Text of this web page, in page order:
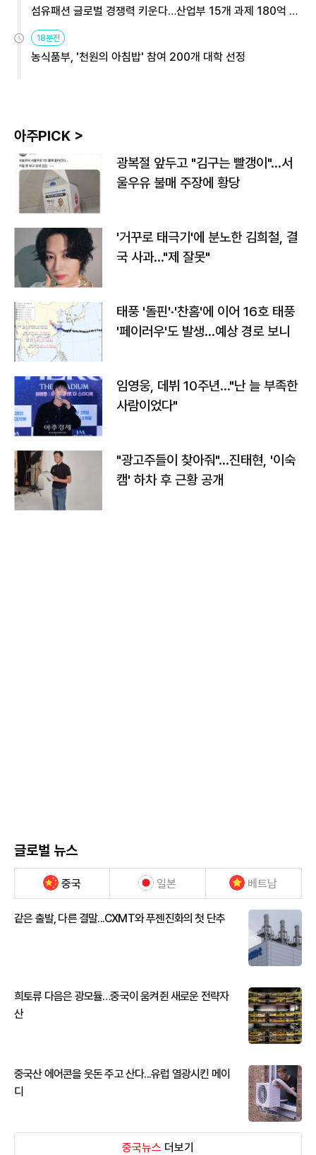
섬유패션 글로벌 경쟁력 키운다…산업부 15개 과제 180억 지
18분전
농식품부, '천원의 아침밥' 참여 200개 대학 선정
아주PICK >
광복절 앞두고 "김구는 빨갱이"…서
울우유 불매 주장에 황당
'거꾸로 태극기'에 분노한 김희철, 결
국 사과…"제 잘못"
태풍 '돌핀'·'찬홈'에 이어 16호 태풍
'페이러우'도 발생…예상 경로 보니
임영웅, 데뷔 10주년…"난 늘 부족한
사람이었다"
"광고주들이 찾아줘"…진태현, '이숙
캠' 하차 후 근황 공개
글로벌 뉴스
중국 일본 베트남
같은 출발, 다른 결말...CXMT와 푸젠진화의 첫 단추
희토류 다음은 광모듈…중국이 움켜쥔 새로운 전략자
산
중국산 에어콘을 웃돈 주고 산다...유럽 열광시킨 메이
디
중국뉴스 더보기